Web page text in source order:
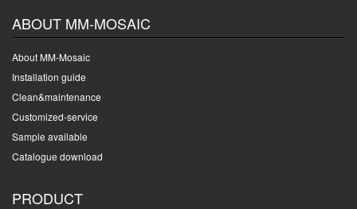
ABOUT MM-MOSAIC
About MM-Mosaic
Installation guide
Clean&maintenance
Customized-service
Sample available
Catalogue download
PRODUCT